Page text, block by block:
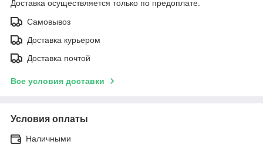
Доставка осуществляется только по предоплате.
Самовывоз
Доставка курьером
Доставка почтой
Все условия доставки
Условия оплаты
Наличными